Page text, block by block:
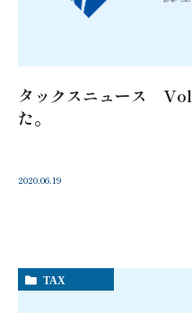
タックスニュース
た。
2020.06.19
TAX